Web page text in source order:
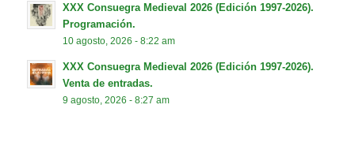
XXX Consuegra Medieval 2026 (Edición 1997-2026).
Programación.
10 agosto, 2026 - 8:22 am
XXX Consuegra Medieval 2026 (Edición 1997-2026).
Venta de entradas.
9 agosto, 2026 - 8:27 am